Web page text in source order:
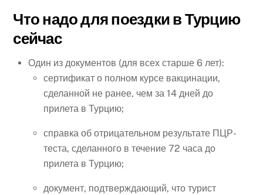
Что надо для поездки в Турцию
сейчас
Один из документов (для всех старше 6 лет):
сертификат о полном курсе вакцинации,
сделанной не ранее, чем за 14 дней до
прилета в Турцию;
справка об отрицательном результате ПЦР-
теста, сделанного в течение 72 часа до
прилета в Турцию;
документ, подтверждающий, что турист